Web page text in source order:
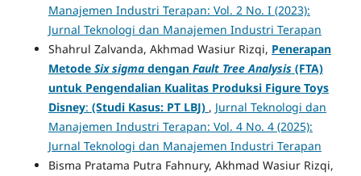
Manajemen Industri Terapan: Vol. 2 No. I (2023):
Jurnal Teknologi dan Manajemen Industri Terapan
Shahrul Zalvanda, Akhmad Wasiur Rizqi, Penerapan
Metode Six sigmadengan Fault Tree Analysis (FTA)
untuk Pengendalian Kualitas Produksi Figure Toys
Disney: (Studi Kasus: PT LBJ) , Jurnal Teknologi dan
Manajemen Industri Terapan: Vol. 4 No. 4 (2025):
Jurnal Teknologi dan Manajemen Industri Terapan
Bisma Pratama Putra Fahnury, Akhmad Wasiur Rizqi,